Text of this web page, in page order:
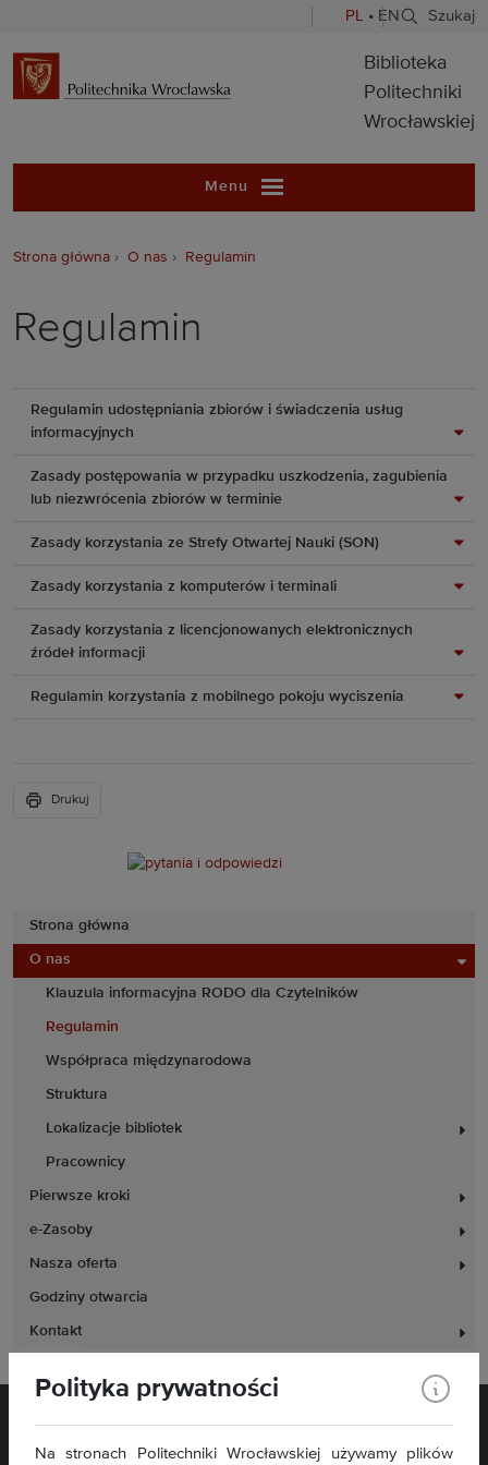
PL • EN Szukaj
Biblioteka
Biblioteka
Politechniki
Wrocławskiej
Menu
Strona główna
O nas
Klauzula informacyjna RODO dla Czytelników
Regulamin
Współpraca międzynarodowa
Struktura
Lokalizacje bibliotek
Pracownicy
Pierwsze kroki
e-Zasoby
Nasza oferta
Godziny otwarcia
Kontakt
Strona główna O nas Regulamin
Regulamin
Regulamin udostępniania zbiorów i świadczenia usług
informacyjnych
Zasady postępowania w przypadku uszkodzenia, zagubienia
lub niezwrócenia zbiorów w terminie
Zasady korzystania ze Strefy Otwartej Nauki (SON)
Zasady korzystania z komputerów i terminali
Zasady korzystania z licencjonowanych elektronicznych
źródeł informacji
Regulamin korzystania z mobilnego pokoju wyciszenia
Drukuj
Polityka prywatności
Na stronach Politechniki Wrocławskiej używamy plików